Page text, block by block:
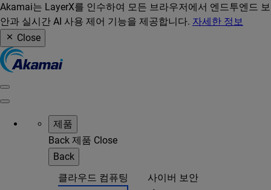
Akamai는 LayerX를 인수하여 모든 브라우저에서 엔드투엔드 보
안과 실시간 AI 사용 제어 기능을 제공합니다. 자세한 정보
Close
제품
Back 제품 Close
Back
클라우드 컴퓨팅
사이버 보안